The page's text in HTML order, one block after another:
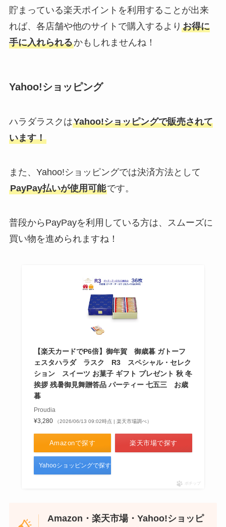
印やニトリ・イオンの売り場は？
安いおすすめ紹介
貯まっている楽天ポイントを利用することが出来
れば、各店舗や他のサイトで購入するより お得に
手に入れられるかもしれませんね！
Yahoo!ショッピング
ハラダラスクはYahoo!ショッピングで販売されて
います！
また、Yahoo!ショッピングでは決済方法として
PayPay払いが使用可能です。
普段からPayPayを利用している方は、スムーズに
買い物を進められますね！
【楽天カードでP6倍】御年賀 御歳暮 ガトーフ
ェスタハラダ ラスク R3 スペシャル・セレク
ション スイーツ お菓子 ギフト プレゼント 秋 冬
挨拶 残暑御見舞贈答品 パーティー 七五三 お歳
暮
Proudia
¥3,280
（2026/06/13 09:02時点 | 楽天市場調べ）
Amazonで探す 楽天市場で探す
Yahooショッピングで探す
ポチップ
Amazon・楽天市場・Yahoo!ショッピ